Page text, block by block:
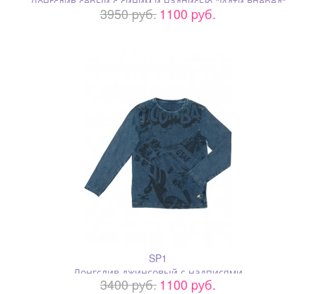
3950 pуб.1100 pуб.
SP1
Лонгслив джинсовый с надписями
3400 pуб.1100 pуб.